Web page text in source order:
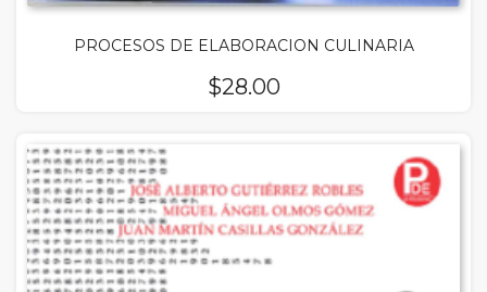
PROCESOS DE ELABORACION CULINARIA
$28.00